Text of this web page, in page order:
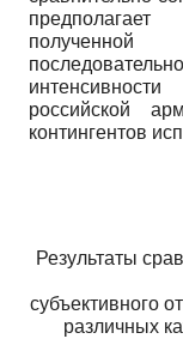
предполагает
российской
контингентов
Результаты
субъективного
различных